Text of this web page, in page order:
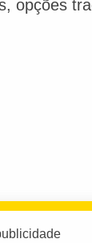
opções